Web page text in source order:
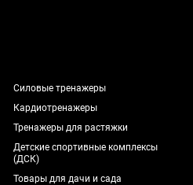
Силовые тренажеры
Кардиотренажеры
Тренажеры для растяжки
Детские спортивные комплексы
(ДСК)
Товары для дачи и сада